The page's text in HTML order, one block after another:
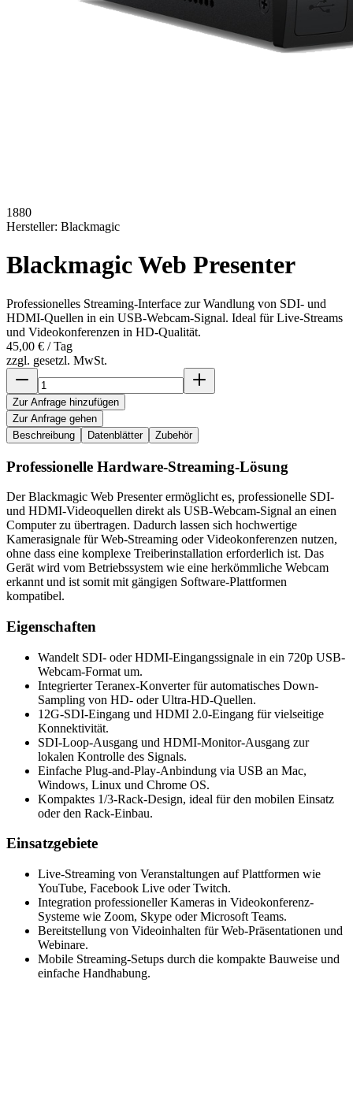
1880
Hersteller: Blackmagic
Blackmagic Web Presenter
Professionelles Streaming-Interface zur Wandlung von SDI- und
HDMI-Quellen in ein USB-Webcam-Signal. Ideal für Live-Streams
und Videokonferenzen in HD-Qualität.
45,00 € / Tag
zzgl. gesetzl. MwSt.
Zur Anfrage hinzufügen
Zur Anfrage gehen
Beschreibung
Datenblätter Zubehör
Professionelle Hardware-Streaming-Lösung
Der Blackmagic Web Presenter ermöglicht es, professionelle SDI-
und HDMI-Videoquellen direkt als USB-Webcam-Signal an einen
Computer zu übertragen. Dadurch lassen sich hochwertige
Kamerasignale für Web-Streaming oder Videokonferenzen nutzen,
ohne dass eine komplexe Treiberinstallation erforderlich ist. Das
Gerät wird vom Betriebssystem wie eine herkömmliche Webcam
erkannt und ist somit mit gängigen Software-Plattformen
kompatibel.
Eigenschaften
Wandelt SDI- oder HDMI-Eingangssignale in ein 720p USB-
Webcam-Format um.
Integrierter Teranex-Konverter für automatisches Down-
Sampling von HD- oder Ultra-HD-Quellen.
12G-SDI-Eingang und HDMI 2.0-Eingang für vielseitige
Konnektivität.
SDI-Loop-Ausgang und HDMI-Monitor-Ausgang zur
lokalen Kontrolle des Signals.
Einfache Plug-and-Play-Anbindung via USB an Mac,
Windows, Linux und Chrome OS.
Kompaktes 1/3-Rack-Design, ideal für den mobilen Einsatz
oder den Rack-Einbau.
Einsatzgebiete
Live-Streaming von Veranstaltungen auf Plattformen wie
YouTube, Facebook Live oder Twitch.
Integration professioneller Kameras in Videokonferenz-
Systeme wie Zoom, Skype oder Microsoft Teams.
Bereitstellung von Videoinhalten für Web-Präsentationen und
Webinare.
Mobile Streaming-Setups durch die kompakte Bauweise und
einfache Handhabung.